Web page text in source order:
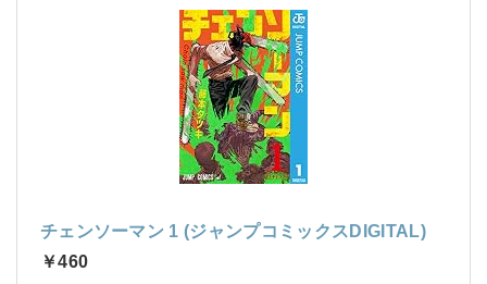
チェンソーマン 1 (ジャンプコミックスDIGITAL)
￥460